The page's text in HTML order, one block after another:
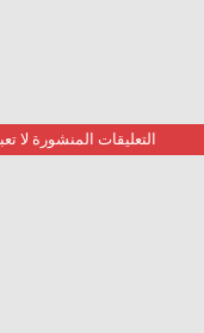
التعليقات المنشورة